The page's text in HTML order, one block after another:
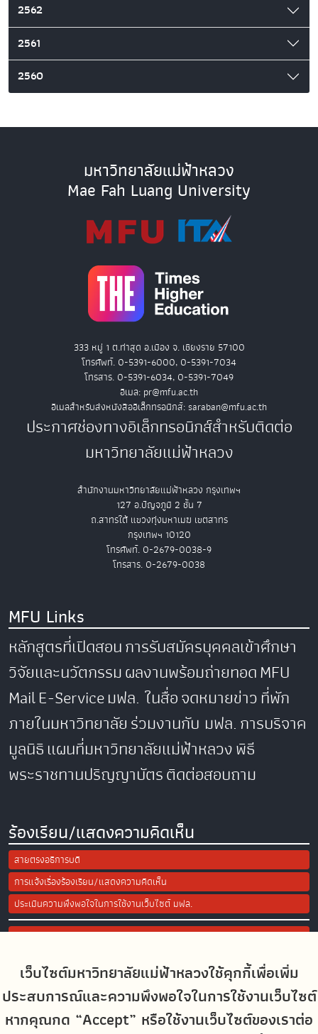
เว็บไซต์มหาวิทยาลัยแม่ฟ้าหลวงใช้คุกกี้เพื่อเพิ่ม
ประสบการณ์และความพึงพอใจในการใช้งานเว็บไซต์
หากคุณกด “Accept” หรือใช้งานเว็บไซต์ของเราต่อ
2562
2561
2560
มหาวิทยาลัยแม่ฟ้าหลวง
Mae Fah Luang University
333 หมู่ 1 ต.ท่าสุด อ.เมือง จ. เชียงราย 57100
โทรศัพท์. 0-5391-6000, 0-5391-7034
โทรสาร. 0-5391-6034, 0-5391-7049
อีเมล: pr@mfu.ac.th
อีเมลสำหรับส่งหนังสืออิเล็กทรอนิกส์: saraban@mfu.ac.th
ประกาศช่องทางอิเล็กทรอนิกส์สำหรับติดต่อ
มหาวิทยาลัยแม่ฟ้าหลวง
สำนักงานมหาวิทยาลัยแม่ฟ้าหลวง กรุงเทพฯ
127 อ.ปัญจภูมิ 2 ชั้น 7
ถ.สาทรใต้ แขวงทุ่งมหาเมฆ เขตสาทร
กรุงเทพฯ 10120
โทรศัพท์. 0-2679-0038-9
โทรสาร. 0-2679-0038
MFU Links
หลักสูตรที่เปิดสอนการรับสมัครบุคคลเข้าศึกษา
วิจัยและนวัตกรรมผลงานพร้อมถ่ายทอดMFU
MailE-Serviceมฟล. ในสื่อจดหมายข่าวที่พัก
ภายในมหาวิทยาลัยร่วมงานกับ มฟล.การบริจาค
มูลนิธิแผนที่มหาวิทยาลัยแม่ฟ้าหลวงพิธี
พระราชทานปริญญาบัตรติดต่อสอบถาม
ร้องเรียน/แสดงความคิดเห็น
สายตรงอธิการบดี
การแจ้งเรื่องร้องเรียน/แสดงความคิดเห็น
ประเมินความพึงพอใจในการใช้งานเว็บไซต์ มฟล.
Site Map
Social Media